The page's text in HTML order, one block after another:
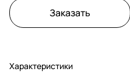
Заказать
Характеристики